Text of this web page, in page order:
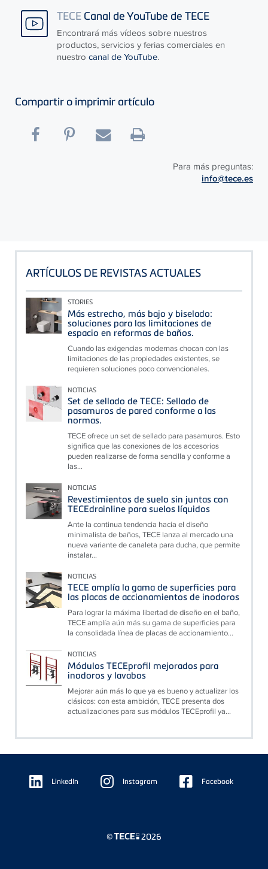
TECE Canal de YouTube de TECE
Encontrará más vídeos sobre nuestros
productos, servicios y ferias comerciales en
nuestro canal de YouTube.
Compartir o imprimir artículo
Para más preguntas:
info@tece.es
ARTÍCULOS DE REVISTAS ACTUALES
STORIES
Más estrecho, más bajo y biselado:
soluciones para las limitaciones de
espacio en reformas de baños.
Cuando las exigencias modernas chocan con las
limitaciones de las propiedades existentes, se
requieren soluciones poco convencionales.
NOTICIAS
Set de sellado de TECE: Sellado de
pasamuros de pared conforme a las
normas.
TECE ofrece un set de sellado para pasamuros. Esto
significa que las conexiones de los accesorios
pueden realizarse de forma sencilla y conforme a
las...
NOTICIAS
Revestimientos de suelo sin juntas con
TECEdrainline para suelos líquidos
Ante la continua tendencia hacia el diseño
minimalista de baños, TECE lanza al mercado una
nueva variante de canaleta para ducha, que permite
instalar...
NOTICIAS
TECE amplía la gama de superficies para
las placas de accionamientos de inodoros
Para lograr la máxima libertad de diseño en el baño,
TECE amplía aún más su gama de superficies para
la consolidada línea de placas de accionamiento...
NOTICIAS
Módulos TECEprofil mejorados para
inodoros y lavabos
Mejorar aún más lo que ya es bueno y actualizar los
clásicos: con esta ambición, TECE presenta dos
actualizaciones para sus módulos TECEprofil ya...
Floating
Sidebar LinkedIn Instagram Facebook
© 2026